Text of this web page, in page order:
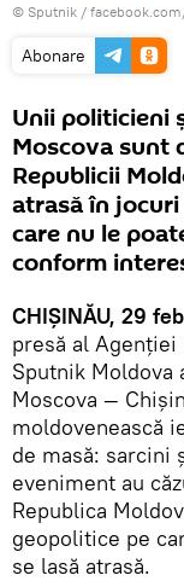
© Sputnik /
Abonare
Unii politicieni
Moscova sunt
Republicii
atrasă în
care nu le
conform
CHIŞINĂU, 29
presă al
Sputnik Moldova
Moscova —
moldovenească
de masă: sarcini
eveniment au
Republica
geopolitice pe
se lasă atrasă.